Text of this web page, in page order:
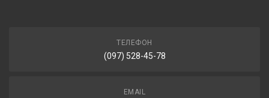
ТЕЛЕФОН
(097) 528-45-78
EMAIL